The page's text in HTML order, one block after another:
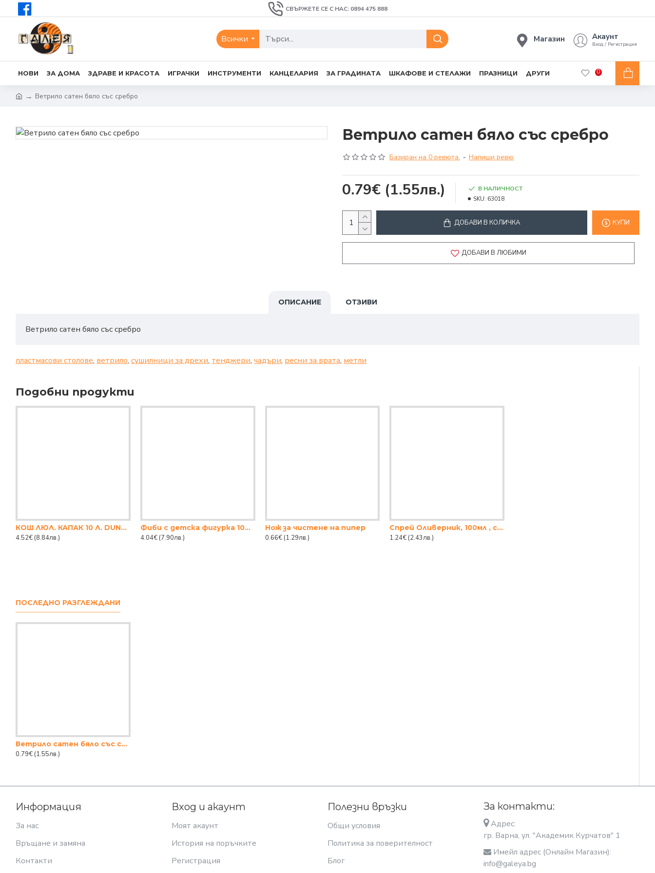
СВЪРЖЕТЕ СЕ С НАС: 0894 475 888
Всички Магазин Акаунт
Вход / Регистрация
НОВИ ЗА ДОМА ЗДРАВЕ И КРАСОТА ИГРАЧКИ ИНСТРУМЕНТИ КАНЦЕЛАРИЯ ЗА ГРАДИНАТА ШКАФОВЕ И СТЕЛАЖИ ПРАЗНИЦИ ДРУГИ 0
Ветрило сатен бяло със сребро
Ветрило сатен бяло със сребро
Базиран на 0 ревюта. - Напиши ревю
0.79€ (1.55лв.)
В НАЛИЧНОСТ
SKU: 63018
ДОБАВИ В КОЛИЧКА КУПИ
ДОБАВИ В ЛЮБИМИ
ОПИСАНИЕ ОТЗИВИ
Ветрило сатен бяло със сребро
пластмасови столове, ветрило, сушилници за дрехи, тенджери, чадъри, ресни за врата, метли
Подобни продукти
КОШ ЛЮЛ. КАПАК 10 Л. DUNYA
4.52€ (8.84лв.)
Фиби с детска фигурка 10бр.
4.04€ (7.90лв.)
Нож за чистене на пипер
0.66€ (1.29лв.)
Спрей Оливерник, 100мл , стъклен
1.24€ (2.43лв.)
ПОСЛЕДНО РАЗГЛЕЖДАНИ
Ветрило сатен бяло със сребро
0.79€ (1.55лв.)
Информация
За нас
Връщане и замяна
Контакти
Вход и акаунт
Моят акаунт
История на поръчките
Регистрация
Полезни връзки
Общи условия
Политика за поверителност
Блог
За контакти:
Адрес:
гр. Варна, ул. "Академик Курчатов" 1
Имейл адрес (Онлайн Магазин):
info@galeya.bg